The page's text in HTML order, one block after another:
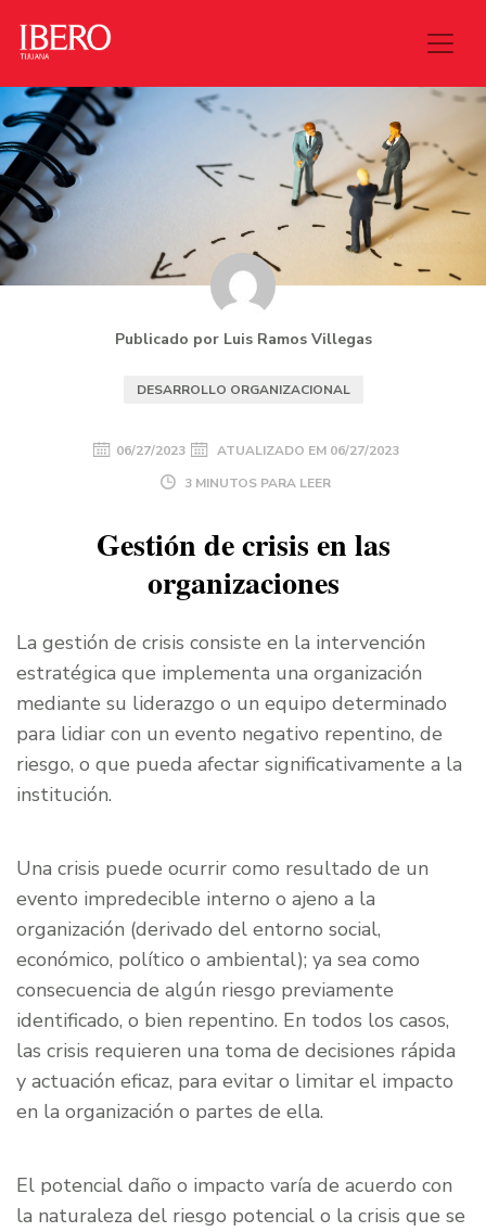
Publicado por Luis Ramos Villegas
DESARROLLO ORGANIZACIONAL
06/27/2023 ATUALIZADO EM 06/27/2023
3 MINUTOS PARA LEER
Gestión de crisis en las
organizaciones
La gestión de crisis consiste en la intervención
estratégica que implementa una organización
mediante su liderazgo o un equipo determinado
para lidiar con un evento negativo repentino, de
riesgo, o que pueda afectar significativamente a la
institución.
Una crisis puede ocurrir como resultado de un
evento impredecible interno o ajeno a la
organización (derivado del entorno social,
económico, político o ambiental); ya sea como
consecuencia de algún riesgo previamente
identificado, o bien repentino. En todos los casos,
las crisis requieren una toma de decisiones rápida
y actuación eficaz, para evitar o limitar el impacto
en la organización o partes de ella.
El potencial daño o impacto varía de acuerdo con
la naturaleza del riesgo potencial o la crisis que se